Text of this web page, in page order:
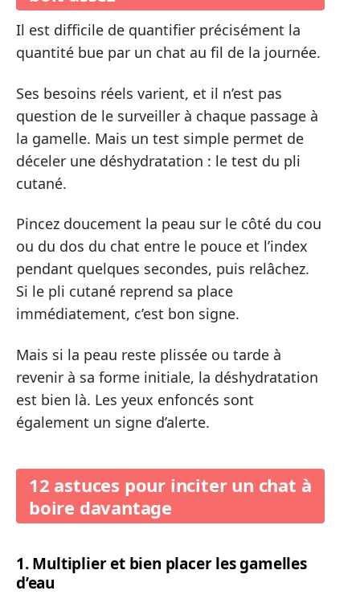
Il est difficile de quantifier précisément la
quantité bue par un chat au fil de la journée.
Ses besoins réels varient, et il n’est pas
question de le surveiller à chaque passage à
la gamelle. Mais un test simple permet de
déceler une déshydratation : le test du pli
cutané.
Pincez doucement la peau sur le côté du cou
ou du dos du chat entre le pouce et l’index
pendant quelques secondes, puis relâchez.
Si le pli cutané reprend sa place
immédiatement, c’est bon signe.
Mais si la peau reste plissée ou tarde à
revenir à sa forme initiale, la déshydratation
est bien là. Les yeux enfoncés sont
également un signe d’alerte.
12 astuces pour inciter un chat à
boire davantage
1. Multiplier et bien placer les gamelles
d’eau